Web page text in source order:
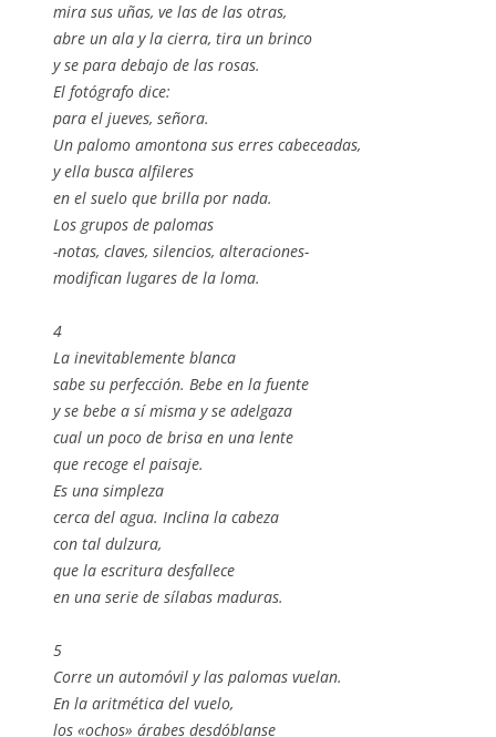
mira sus uñas, ve las de las otras,
abre un ala y la cierra, tira un brinco
y se para debajo de las rosas.
El fotógrafo dice:
para el jueves, señora.
Un palomo amontona sus erres cabeceadas,
y ella busca alfileres
en el suelo que brilla por nada.
Los grupos de palomas
-notas, claves, silencios, alteraciones-
modifican lugares de la loma.
4
La inevitablemente blanca
sabe su perfección. Bebe en la fuente
y se bebe a sí misma y se adelgaza
cual un poco de brisa en una lente
que recoge el paisaje.
Es una simpleza
cerca del agua. Inclina la cabeza
con tal dulzura,
que la escritura desfallece
en una serie de sílabas maduras.
5
Corre un automóvil y las palomas vuelan.
En la aritmética del vuelo,
los «ochos» árabes desdóblanse